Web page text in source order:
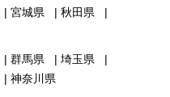
宮城県
秋田県
群馬県
埼玉県
神奈川県